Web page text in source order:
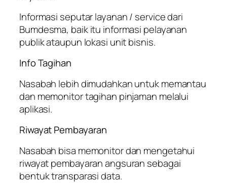
Informasi seputar layanan / service dari
Bumdesma, baik itu informasi pelayanan
publik ataupun lokasi unit bisnis.
Info Tagihan
Nasabah lebih dimudahkan untuk memantau
dan memonitor tagihan pinjaman melalui
aplikasi.
Riwayat Pembayaran
Nasabah bisa memonitor dan mengetahui
riwayat pembayaran angsuran sebagai
bentuk transparasi data.